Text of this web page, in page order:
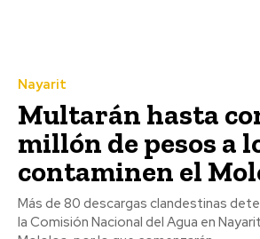
Nayarit
Multarán hasta
millón de pesos a
contaminen el
Más de 80 descargas clandestinas
la Comisión Nacional del Agua en